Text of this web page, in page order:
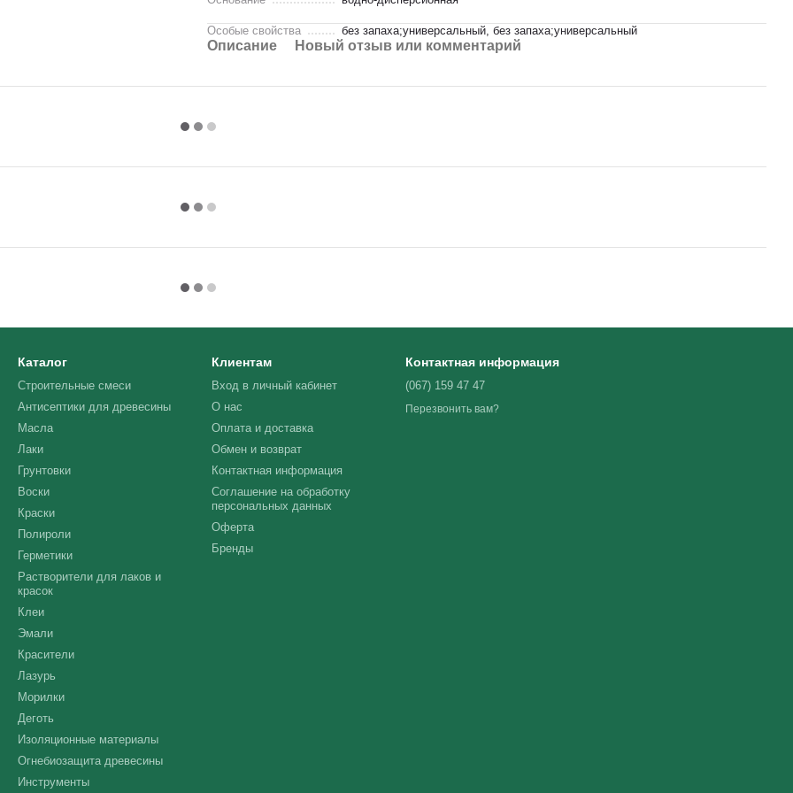
Особые свойства без запаха;универсальный, без запаха;универсальный
Описание Новый отзыв или комментарий
Каталог
Строительные смеси
Антисептики для древесины
Масла
Лаки
Грунтовки
Воски
Краски
Полироли
Герметики
Растворители для лаков и
красок
Клеи
Эмали
Красители
Лазурь
Морилки
Деготь
Изоляционные материалы
Огнебиозащита древесины
Инструменты
Клиентам
Вход в личный кабинет
О нас
Оплата и доставка
Обмен и возврат
Контактная информация
Соглашение на обработку
персональных данных
Оферта
Бренды
Контактная информация
(067) 159 47 47
Перезвонить вам?